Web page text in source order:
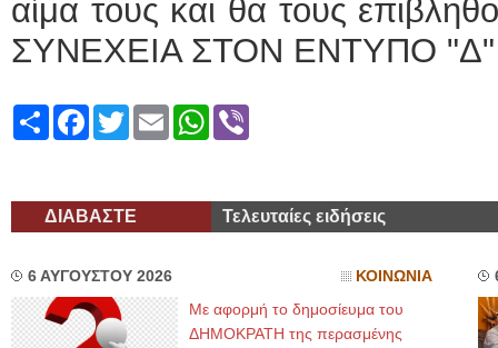
αίμα τους και θα τους
ΣΥΝΕΧΕΙΑ ΣΤΟΝ ΕΝΤΥΠΟ "Δ"
ShareFacebook
TwitterEmailWhatsApp
ΔΙΑΒΑΣΤΕ Τελευταίες ειδήσεις
6 ΑΥΓΟΥΣΤΟΥ 2026 ΚΟΙΝΩΝΙΑ
Με αφορμή το δημοσίευμα του
ΔΗΜΟΚΡΑΤΗ της περασμένης